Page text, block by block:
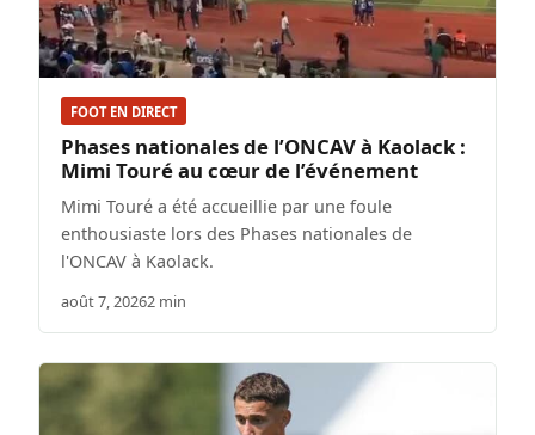
FOOT EN DIRECT
Phases nationales de l’ONCAV à Kaolack :
Mimi Touré au cœur de l’événement
Mimi Touré a été accueillie par une foule
enthousiaste lors des Phases nationales de
l'ONCAV à Kaolack.
août 7, 20262 min